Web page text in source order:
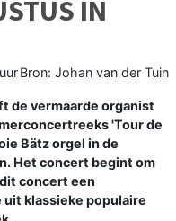
IN
Bron: Johan van der Tuin
de vermaarde organist
'Tour de
Bätz orgel in de
Het concert begint om
concert een
klassieke populaire